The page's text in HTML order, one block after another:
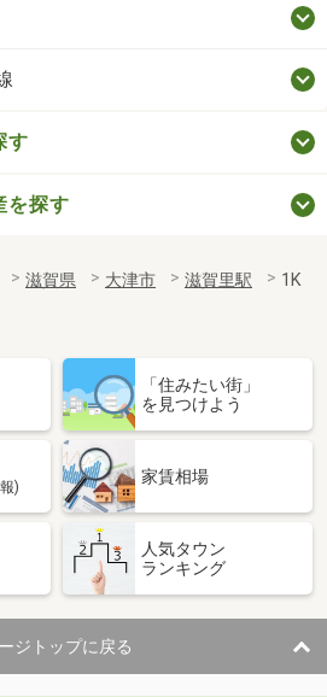
す
を探す
滋賀県 大津市 滋賀里駅 1K
「住みたい街」
を見つけよう
)
家賃相場
人気タウン
ランキング
ジトップに戻る